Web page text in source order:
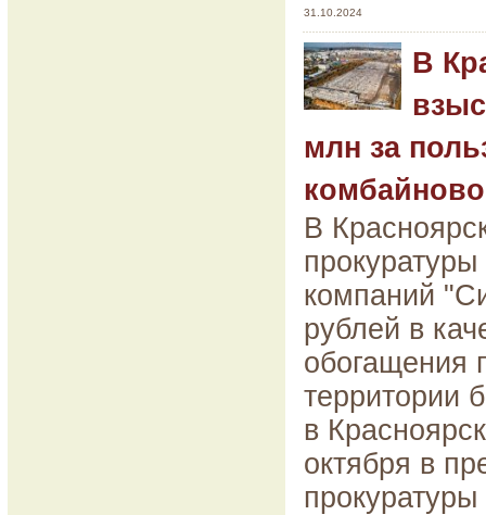
31.10.2024
В
млн за
В
компаний
рублей в
обогащения
территории
в
октября в
прокуратуры